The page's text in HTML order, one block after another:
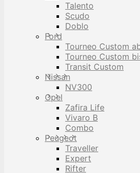
Talento
Scudo
Doblo
Ford
Tourneo Custom
Tourneo Custom
Transit Custom
Nissan
NV300
Opel
Zafira Life
Vivaro B
Combo
Peugeot
Traveller
Expert
Rifter